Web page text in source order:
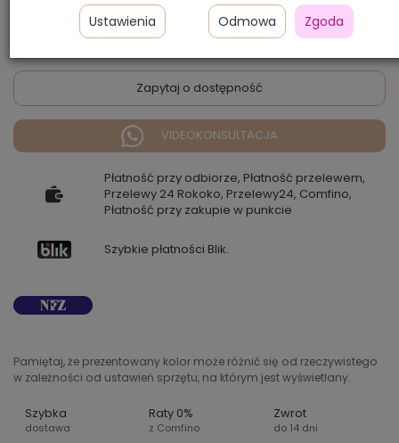
1 300,00 zł
Zapytaj o dostępność
VIDEOKONSULTACJA
Płatność przy odbiorze, Płatność przelewem,
Przelewy 24 Rokoko, Przelewy24, Comfino,
Płatność przy zakupie w punkcie
Szybkie płatności Blik.
Pamiętaj, że prezentowany kolor może różnić się od rzeczywistego
w zależności od ustawień sprzętu, na którym jest wyświetlany.
Szybka
dostawa
Raty 0%
z Comfino
Zwrot
do 14 dni
Ustawienia Odmowa Zgoda